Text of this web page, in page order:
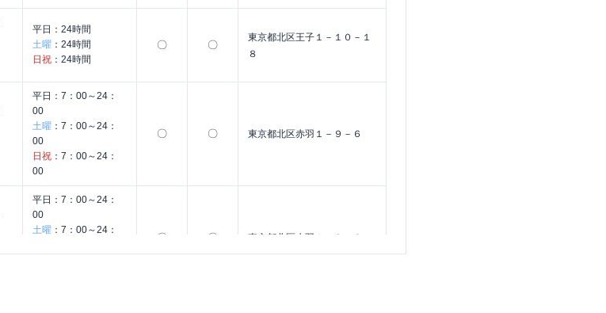
平日： 24時間
土曜 ： 24時間
日祝 ： 24時間
〇 〇
東京都北区王子１－１０－１
８
平日： 7：00～24：
00
土曜 ： 7：00～24：
00
日祝 ： 7：00～24：
00
〇 〇 東京都北区赤羽１－９－６
平日： 7：00～24：
00
土曜 ： 7：00～24：
〇 〇 東京都北区赤羽１－９－６